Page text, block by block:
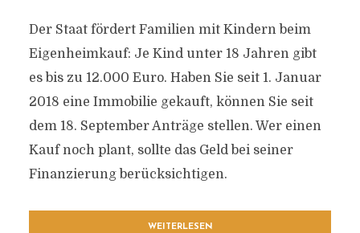
Der Staat fördert Familien mit Kindern beim
Eigenheimkauf: Je Kind unter 18 Jahren gibt
es bis zu 12.000 Euro. Haben Sie seit 1. Januar
2018 eine Immobilie gekauft, können Sie seit
dem 18. September Anträge stellen. Wer einen
Kauf noch plant, sollte das Geld bei seiner
Finanzierung berücksichtigen.
WEITERLESEN